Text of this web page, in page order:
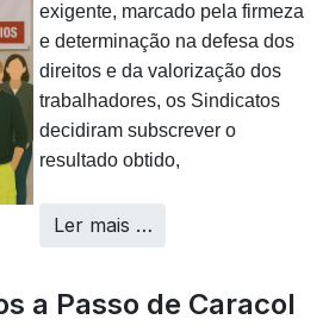
exigente, marcado pela firmeza
e determinação na defesa dos
direitos e da valorização dos
trabalhadores, os Sindicatos
decidiram subscrever o
resultado obtido,
Ler mais …
a Passo de Caracol